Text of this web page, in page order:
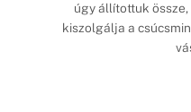
úgy állítottuk
kiszolgálja a